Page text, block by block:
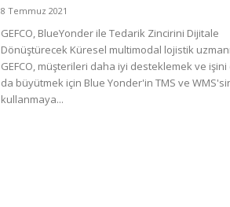
8 Temmuz 2021
GEFCO, BlueYonder ile Tedarik Zincirini Dijitale
Dönüştürecek Küresel multimodal lojistik uzmanı
GEFCO, müşterileri daha iyi desteklemek ve
da büyütmek için Blue Yonder'in TMS ve
kullanmaya...